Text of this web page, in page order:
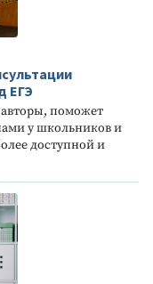
ЕГЭ
поможет
у школьников и
доступной и